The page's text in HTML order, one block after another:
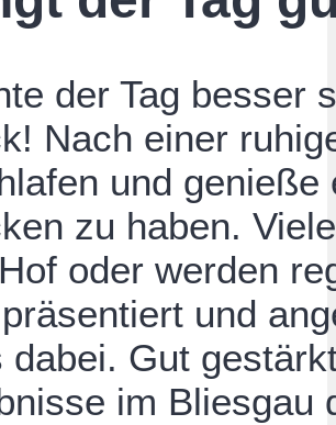
der Tag besser
Nach einer
und
zu haben.
oder werden
und
dabei. Gut
im Bliesgau